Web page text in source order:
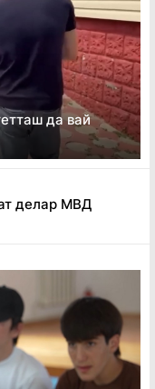
да вай
делар МВД